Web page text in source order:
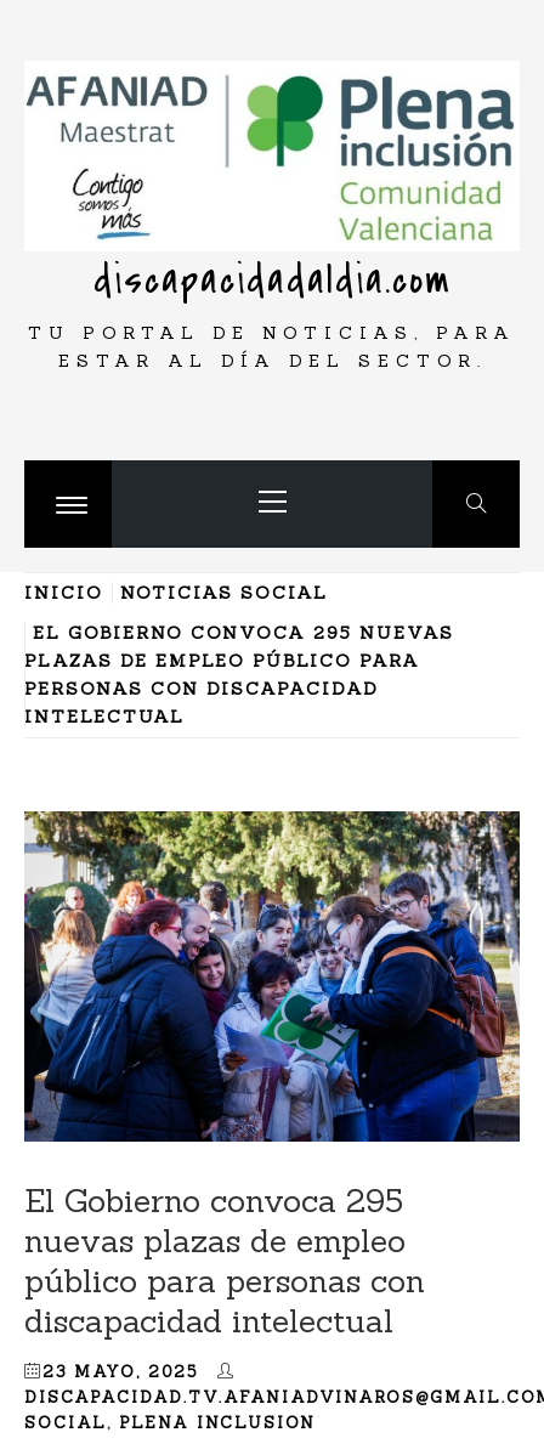
contenido
discapacidadaldia.com
TU PORTAL DE NOTICIAS, PARA
ESTAR AL DÍA DEL SECTOR.
Cambiar
principal
INICIO
NOTICIAS SOCIAL
EL GOBIERNO CONVOCA 295 NUEVAS
PLAZAS DE EMPLEO PÚBLICO PARA
PERSONAS CON DISCAPACIDAD
INTELECTUAL
El Gobierno convoca 295
nuevas plazas de empleo
público para personas con
discapacidad intelectual
23 MAYO, 2025
SOCIAL, PLENA INCLUSION